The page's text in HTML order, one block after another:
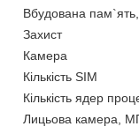
Вбудована
Захист
Камера
Кількість SIM
Кількість ядер
Лицьова камера,